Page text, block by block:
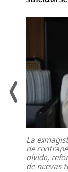
La
de
olvido,
de nuevas